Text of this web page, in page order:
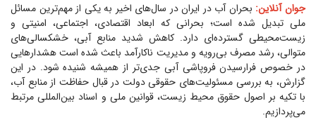
جوان آنلاین: بحران آب در ایران در سال‌های اخیر به یکی از مهم‌ترین مسائل
ملی تبدیل شده است؛ بحرانی که ابعاد اقتصادی، اجتماعی، امنیتی و
زیست‌محیطی گسترده‌ای دارد. کاهش شدید منابع آبی، خشکسالی‌های
متوالی، رشد مصرف بی‌رویه و مدیریت ناکارآمد باعث شده است هشدار‌هایی
در خصوص فرارسیدن فروپاشی آبی جدی‌تر از همیشه شنیده شود. در این
گزارش، به بررسی مسئولیت‌های حقوقی دولت در قبال حفاظت از منابع آب،
با تکیه بر اصول حقوق محیط زیست، قوانین ملی و اسناد بین‌المللی مرتبط
می‌پردازیم.